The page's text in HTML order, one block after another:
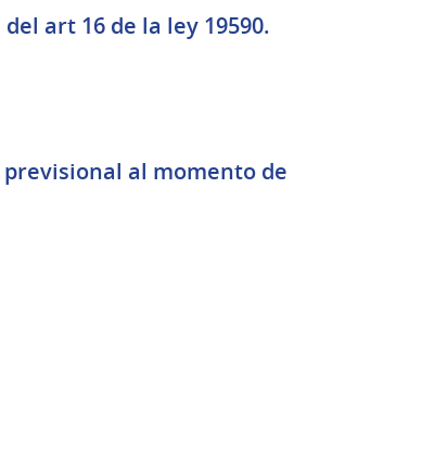
art 16 de la ley 19590.
al momento de